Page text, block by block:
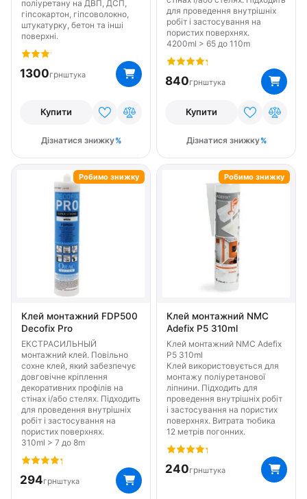
поліуретану на ДВП, ДСП,
гіпсокартон, гіпсоволокно,
штукатурку, бетон та інші
поверхні.
1300грнштука
Купити
Дізнатися знижку
для проведення внутрішніх
робіт і застосування на
пористих поверхнях.
4200ml > 65 до 110m
840грнштука
Купити
Дізнатися знижку
Клей монтажний FDP500
Decofix Pro
ЕКСТРАСИЛЬНЫЙ
монтажний клей. Повільно
сохне клей, який забезпечує
довговічне кріплення
декоративних профілів на
стінах і/або стелях. Підходить
для проведення внутрішніх
робіт і застосування на
пористих поверхнях.
310ml > 7 до 8m
294грнштука
Робимо знижку
Клей монтажний NMC
Adefix P5 310ml
Клей монтажний NMC Adefix
P5 310ml
Клей використовується для
монтажу поліуретанової
ліпнини. Підходить для
проведення внутрішніх робіт
і застосування на пористих
поверхнях. Витрата тюбика
12 метрів погонних.
240грнштука
Робимо знижку